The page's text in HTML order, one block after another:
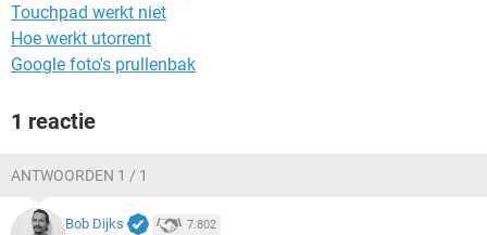
Touchpad werkt niet
Hoe werkt utorrent
Google foto's prullenbak
1 reactie
ANTWOORDEN 1 / 1
Bob Dijks 7.802